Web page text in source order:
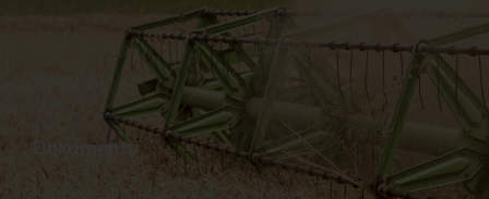
Dokumenty
Regulamin Dostawy
Sklep internetowy
Praca
Ubezpieczenia